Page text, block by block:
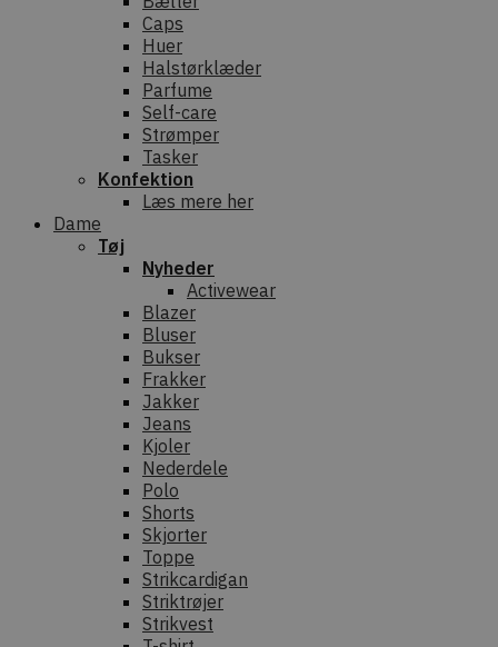
Caps
Huer
Halstørklæder
Parfume
Self-care
Strømper
Tasker
Konfektion
Læs mere her
Dame
Tøj
Nyheder
Activewear
Blazer
Bluser
Bukser
Frakker
Jakker
Jeans
Kjoler
Nederdele
Polo
Shorts
Skjorter
Toppe
Strikcardigan
Striktrøjer
Strikvest